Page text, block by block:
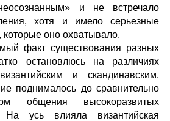
и не встречало
хотя и имело серьезные
которые оно охватывало.
факт существования разных
остановлюсь на различиях
и скандинавским.
поднималось до сравнительно
общения высокоразвитых
На усь влияла византийская